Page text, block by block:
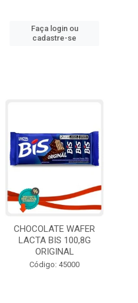
Faça login ou
cadastre-se
CHOCOLATE WAFER
LACTA BIS 100,8G
ORIGINAL
Código: 45000